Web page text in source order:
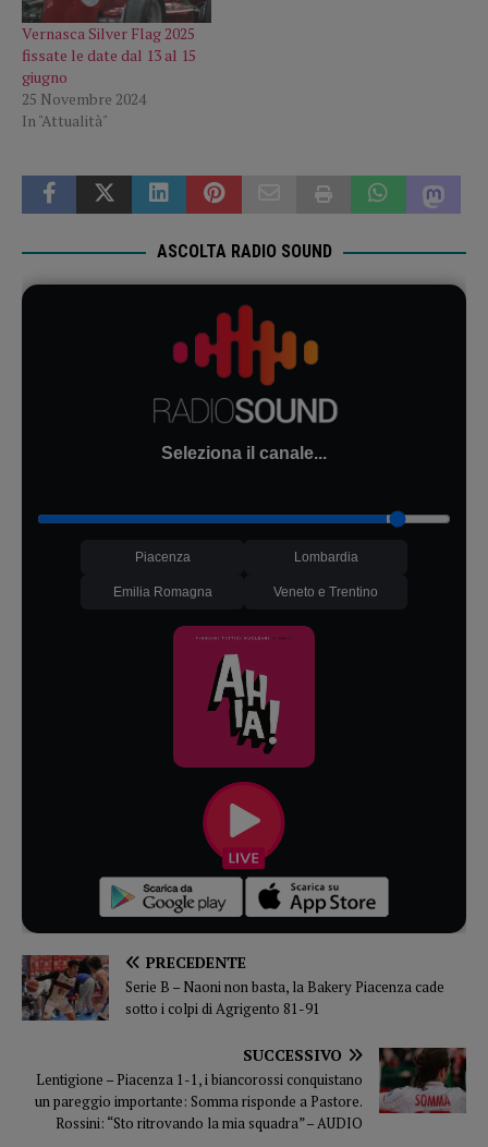
Vernasca Silver Flag 2025
fissate le date dal 13 al 15
giugno
25 Novembre 2024
In "Attualità"
ASCOLTA RADIO SOUND
Seleziona il canale...
Piacenza Lombardia
Emilia Romagna Veneto e Trentino
PRECEDENTE
Serie B – Naoni non basta, la Bakery Piacenza cade
sotto i colpi di Agrigento 81-91
SUCCESSIVO
Lentigione – Piacenza 1-1, i biancorossi conquistano
un pareggio importante: Somma risponde a Pastore.
Rossini: “Sto ritrovando la mia squadra” – AUDIO